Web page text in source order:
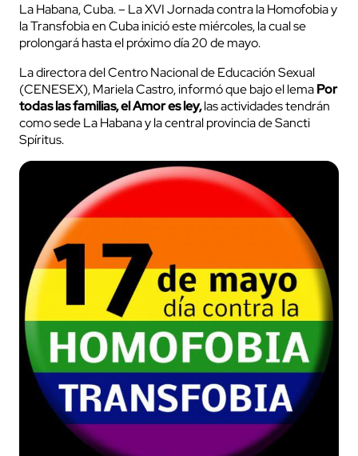
La Habana, Cuba. – La XVI Jornada contra la Homofobia y
la Transfobia en Cuba inició este miércoles, la cual se
prolongará hasta el próximo día 20 de mayo.
La directora del Centro Nacional de Educación Sexual
(CENESEX), Mariela Castro, informó que bajo el lemaPor
todas las familias, el Amor es ley,las actividades tendrán
como sede La Habana y la central provincia de Sancti
Spíritus.